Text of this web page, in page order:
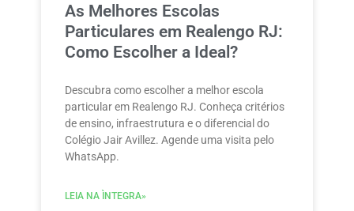
As Melhores Escolas
Particulares em Realengo RJ:
Como Escolher a Ideal?
Descubra como escolher a melhor escola
particular em Realengo RJ. Conheça critérios
de ensino, infraestrutura e o diferencial do
Colégio Jair Avillez. Agende uma visita pelo
WhatsApp.
LEIA NA ÌNTEGRA»